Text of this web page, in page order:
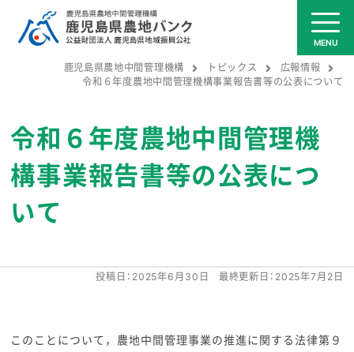
鹿児島県農地中間管理機構 トピックス
広報情報
令和６年度農地中間管理機構事業報告書等の公表について
令和６年度農地中間管理機
構事業報告書等の公表につ
いて
投稿日： 2025年6月30日 最終更新日： 2025年7月2日
このことについて，農地中間管理事業の推進に関する法律第９